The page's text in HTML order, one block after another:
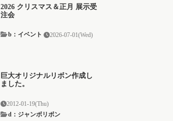
2026 クリスマス＆正月 展示受
注会
b：イベント 2026-07-01(Wed)
巨大オリジナルリボン作成し
ました。
2012-01-19(Thu)
d：ジャンボリボン